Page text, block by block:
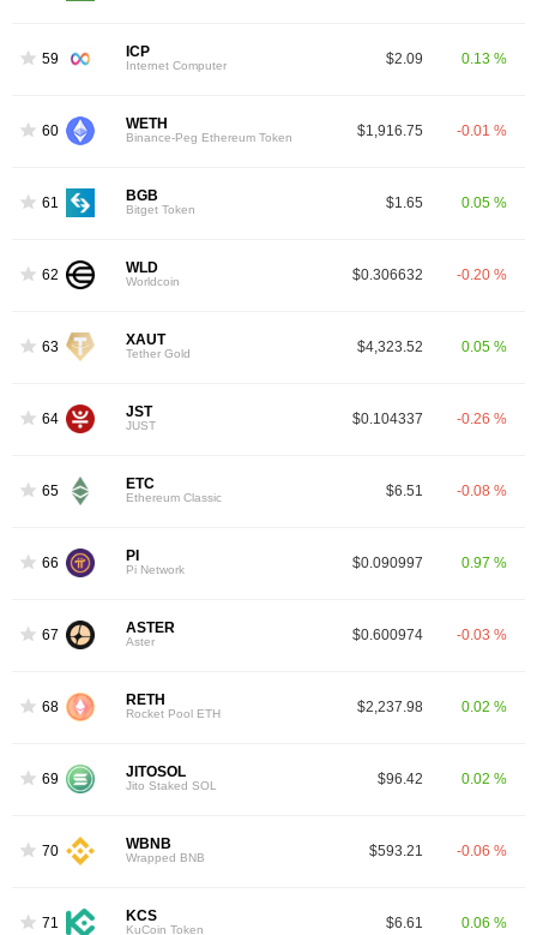
59 ICP
Internet Computer $2.09 0.13 %
60 WETH
Binance-Peg Ethereum Token $1,916.75 -0.01 %
61 BGB
Bitget Token $1.65 0.05 %
62 WLD
Worldcoin $0.306632 -0.20 %
63 XAUT
Tether Gold $4,323.52 0.05 %
64 JST
JUST $0.104337 -0.26 %
65 ETC
Ethereum Classic $6.51 -0.08 %
66 PI
Pi Network $0.090997 0.97 %
67 ASTER
Aster $0.600974 -0.03 %
68 RETH
Rocket Pool ETH $2,237.98 0.02 %
69 JITOSOL
Jito Staked SOL $96.42 0.02 %
70 WBNB
Wrapped BNB $593.21 -0.06 %
71 KCS
KuCoin Token $6.61 0.06 %